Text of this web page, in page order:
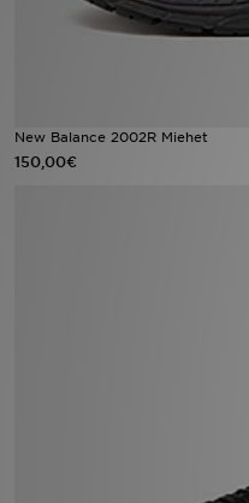
New Balance 2002R Miehet
150,00€